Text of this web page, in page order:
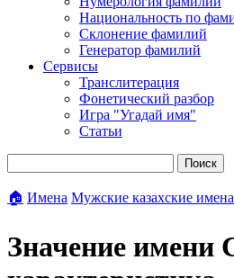
Национальность по
Склонение фамилий
Генератор фамилий
Сервисы
Транслитерация
Фонетический разбор
Игра "Угадай имя"
Статьи
Поиск
🏠 Имена Мужские казахские
Значение имени